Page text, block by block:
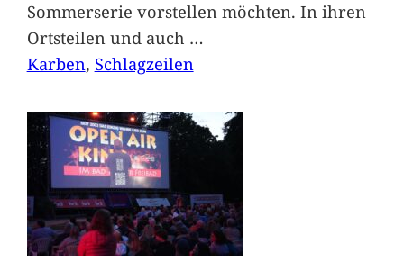
Sommerserie vorstellen möchten. In ihren
Ortsteilen und auch …
Karben, Schlagzeilen